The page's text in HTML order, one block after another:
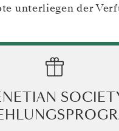
unterliegen der